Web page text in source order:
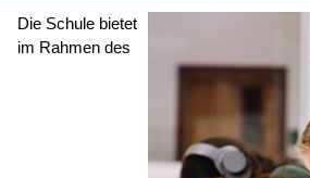
Die Schule bietet
im Rahmen des